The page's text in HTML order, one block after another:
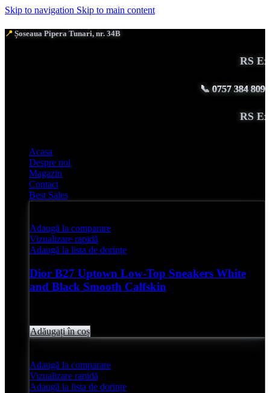
Skip to navigation Skip to main content
📍 Șoseaua Pipera Tunari, nr. 34B
RS
📞 0757 384 809
RS
Acasa
Despre noi
Magazin
Contact
Best Sales
Adaugă la comparare
Vizualizare rapidă
Adaugă la lista de dorințe
Dior B27 Uptown Low-Top Sneakers White
and Black Smooth Calfskin
Adăugați în coș
Adaugă la comparare
Vizualizare rapidă
Adaugă la lista de dorințe